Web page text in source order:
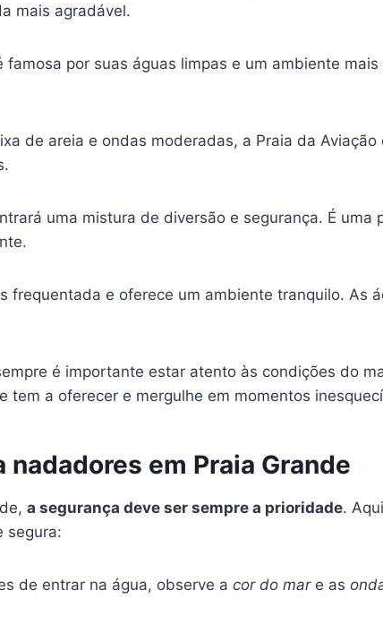
mais agradável.
famosa por suas águas limpas e um ambiente
de areia e ondas moderadas, a Praia da
uma mistura de diversão e segurança. É
frequentada e oferece um ambiente tranquilo. As
é importante estar atento às condições do
tem a oferecer e mergulhe em momentos
em Praia Grande
a segurança deve ser sempre a prioridade.
segura:
de entrar na água, observe a cor do mare as